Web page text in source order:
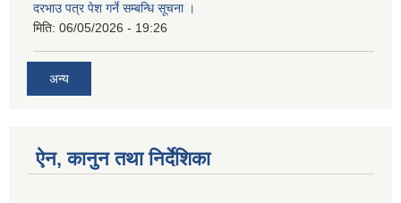
दरभाउ पत्र पेश गर्ने सम्बन्धि सूचना ।
मिति: 06/05/2026 - 19:26
अन्य
ऐन, कानुन तथा निर्देशिका